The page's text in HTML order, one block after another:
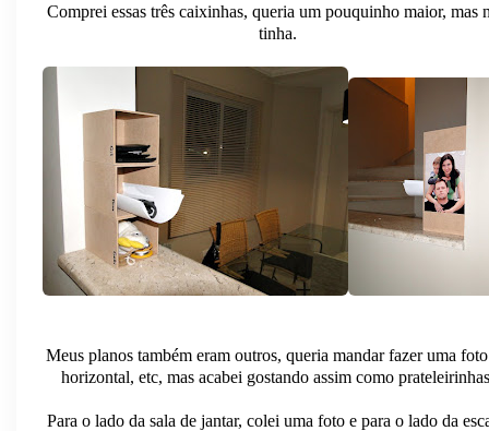
Comprei essas três caixinhas, queria um pouquinho maior, mas
tinha.
Meus planos também eram outros, queria mandar fazer uma
horizontal, etc, mas acabei gostando assim como
Para o lado da sala de jantar, colei uma foto e para o lado da